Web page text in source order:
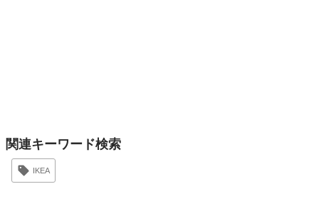
関連キーワード検索
IKEA